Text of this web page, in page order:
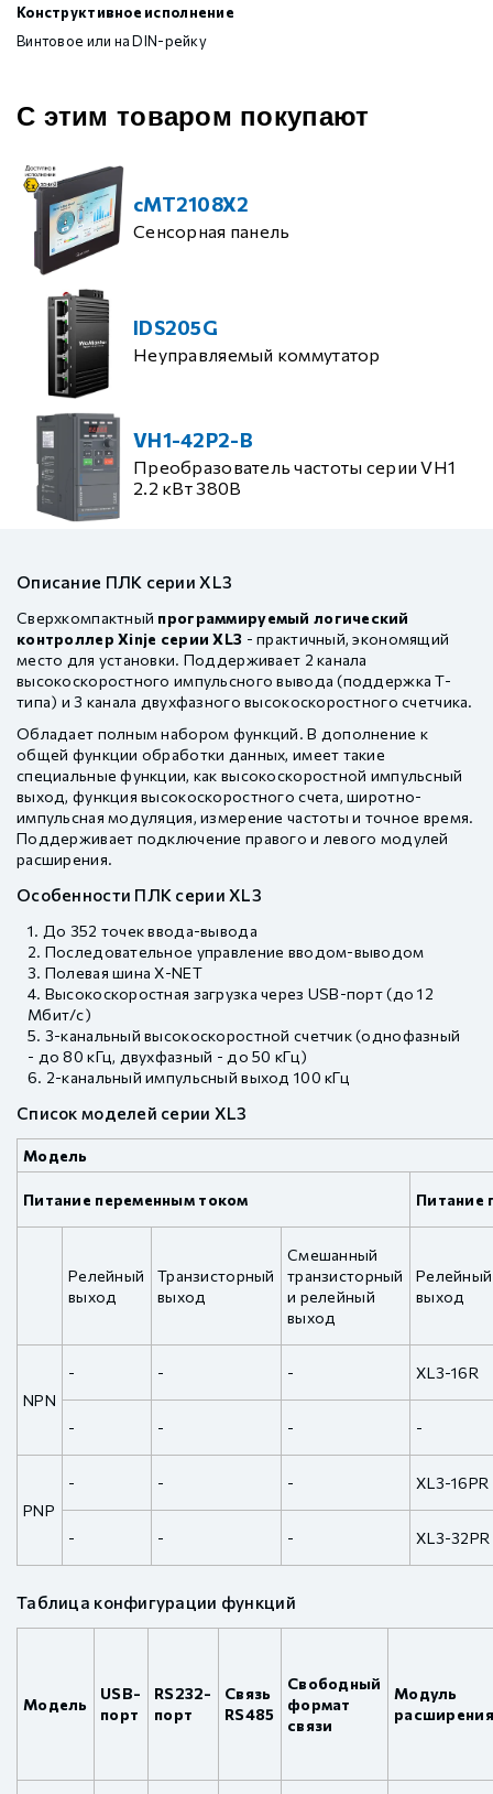
Конструктивное исполнение
Винтовое или на DIN-рейку
С этим товаром покупают
cMT2108X2
Сенсорная панель
IDS205G
Неуправляемый коммутатор
VH1-42P2-B
Преобразователь частоты серии VH1
2.2 кВт 380В
Описание ПЛК серии XL3
Сверхкомпактный программируемый логический
контроллер Xinje серии XL3 - практичный, экономящий
место для установки. Поддерживает 2 канала
высокоскоростного импульсного вывода (поддержка T-
типа) и 3 канала двухфазного высокоскоростного счетчика.
Обладает полным набором функций. В дополнение к
общей функции обработки данных, имеет такие
специальные функции, как высокоскоростной импульсный
выход, функция высокоскоростного счета, широтно-
импульсная модуляция, измерение частоты и точное время.
Поддерживает подключение правого и левого модулей
расширения.
Особенности ПЛК серии XL3
До 352 точек ввода-вывода
Последовательное управление вводом-выводом
Полевая шина X-NET
Высокоскоростная загрузка через USB-порт (до 12
Мбит/с)
3-канальный высокоскоростной счетчик (однофазный
- до 80 кГц, двухфазный - до 50 кГц)
2-канальный импульсный выход 100 кГц
Список моделей серии XL3
Модель
Питание переменным током Питание
Релейный
выход
Транзисторный
выход
Смешанный
транзисторный
и релейный
выход
Релейный
выход
NPN
- - - XL3-16R
- - - -
PNP
- - - XL3-16PR
- - - XL3-32PR
Таблица конфигурации функций
Модель
USB-
порт
RS232-
порт
Связь
RS485
Свободный
формат
связи
Модуль
расширения